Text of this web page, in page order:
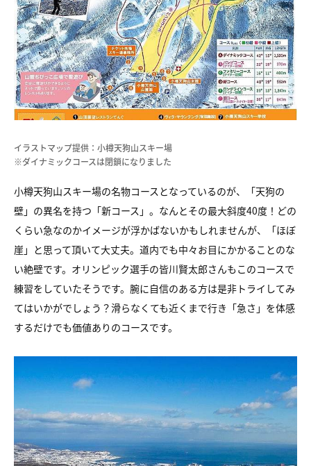
イラストマップ提供：小樽天狗山スキー場
※ダイナミックコースは閉鎖になりました
小樽天狗山スキー場の名物コースとなっているのが、「天狗の
壁」の異名を持つ「新コース」。なんとその最大斜度40度！どの
くらい急なのかイメージが浮かばないかもしれませんが、「ほぼ
崖」と思って頂いて大丈夫。道内でも中々お目にかかることのな
い絶壁です。オリンピック選手の皆川賢太郎さんもこのコースで
練習をしていたそうです。腕に自信のある方は是非トライしてみ
てはいかがでしょう？滑らなくても近くまで行き「急さ」を体感
するだけでも価値ありのコースです。